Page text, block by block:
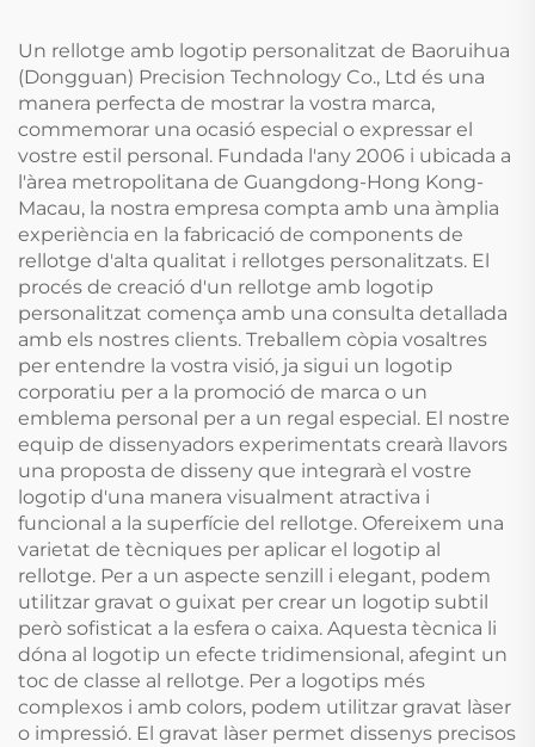
Un rellotge amb logotip personalitzat de Baoruihua
(Dongguan) Precision Technology Co., Ltd és una
manera perfecta de mostrar la vostra marca,
commemorar una ocasió especial o expressar el
vostre estil personal. Fundada l'any 2006 i ubicada a
l'àrea metropolitana de Guangdong-Hong Kong-
Macau, la nostra empresa compta amb una àmplia
experiència en la fabricació de components de
rellotge d'alta qualitat i rellotges personalitzats. El
procés de creació d'un rellotge amb logotip
personalitzat comença amb una consulta detallada
amb els nostres clients. Treballem còpia vosaltres
per entendre la vostra visió, ja sigui un logotip
corporatiu per a la promoció de marca o un
emblema personal per a un regal especial. El nostre
equip de dissenyadors experimentats crearà llavors
una proposta de disseny que integrarà el vostre
logotip d'una manera visualment atractiva i
funcional a la superfície del rellotge. Ofereixem una
varietat de tècniques per aplicar el logotip al
rellotge. Per a un aspecte senzill i elegant, podem
utilitzar gravat o guixat per crear un logotip subtil
però sofisticat a la esfera o caixa. Aquesta tècnica li
dóna al logotip un efecte tridimensional, afegint un
toc de classe al rellotge. Per a logotips més
complexos i amb colors, podem utilitzar gravat làser
o impressió. El gravat làser permet dissenys precisos